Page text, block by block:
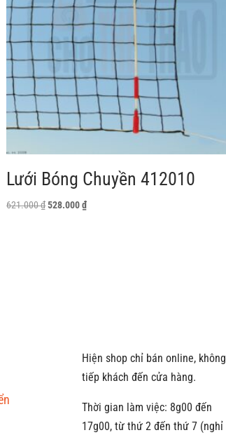
Lưới Bóng Chuyền 412010
621.000₫Giá
528.000₫Giá
Hiện shop chỉ bán online, không
tiếp khách đến cửa hàng.
Thời gian làm việc: 8g00 đến
17g00, từ thứ 2 đến thứ 7 (nghỉ